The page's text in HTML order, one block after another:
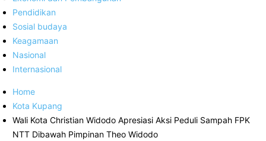
Pendidikan
Sosial budaya
Keagamaan
Nasional
Internasional
Home
Kota Kupang
Wali Kota Christian Widodo Apresiasi Aksi Peduli Sampah FPK
NTT Dibawah Pimpinan Theo Widodo